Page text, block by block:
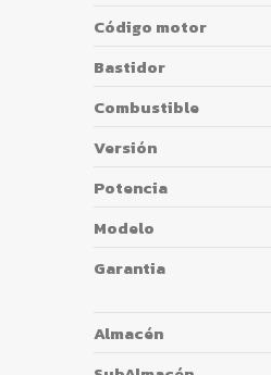
Código motor
Bastidor
Combustible
Versión
Potencia
Modelo
Garantia
Almacén